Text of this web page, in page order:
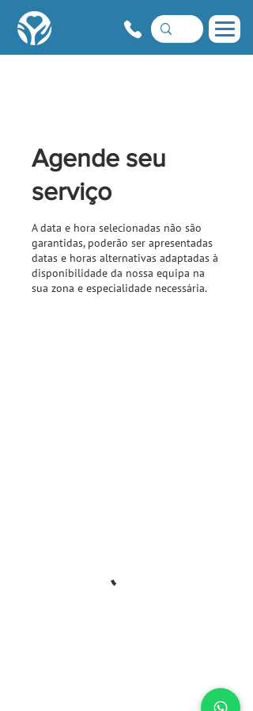
Agende seu
serviço
A data e hora selecionadas não são
garantidas, poderão ser apresentadas
datas e horas alternativas adaptadas à
disponibilidade da nossa equipa na
sua zona e especialidade necessária.